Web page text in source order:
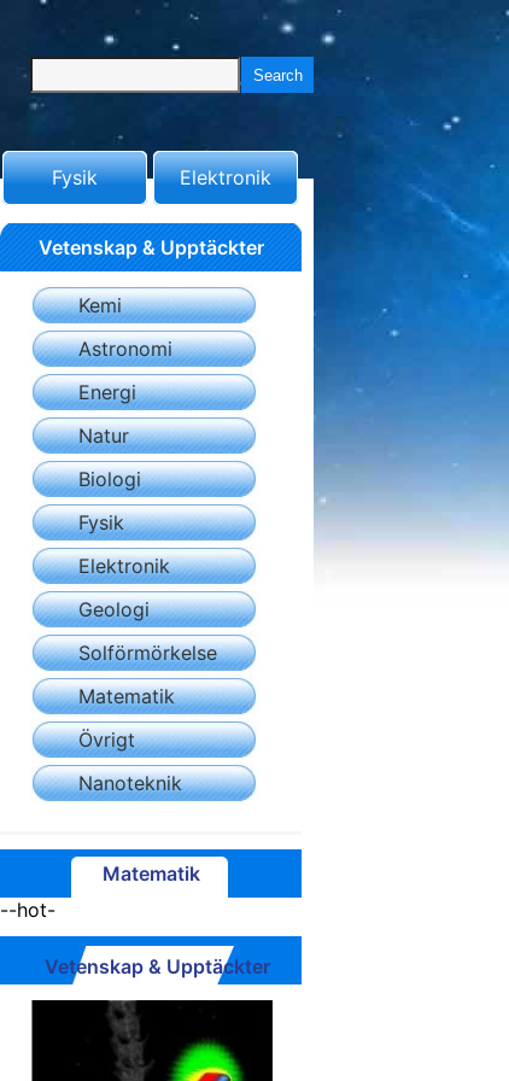
Fysik Elektronik
Vetenskap & Upptäckter
Kemi
Astronomi
Energi
Natur
Biologi
Fysik
Elektronik
Geologi
Solförmörkelse
Matematik
Övrigt
Nanoteknik
Matematik
--hot-
Vetenskap & Upptäckter